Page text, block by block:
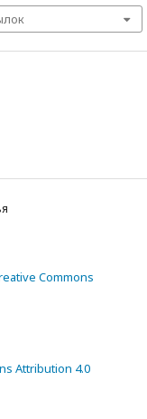
Commons
Attribution 4.0